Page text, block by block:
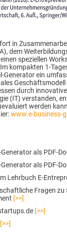
in
dem
speziellen
kompakten 1-
Generator ein
durch innovative
(IT) verstanden,
werden
www.e-business-
als PDF-
als PDF-
Lehrbuch E-
Fragen zu
[>>]
[>>]
[>>]